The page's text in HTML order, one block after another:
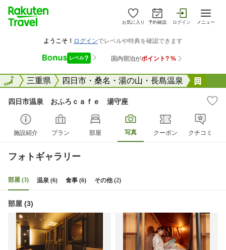
お気に入り 予約確認 ログイン メニュー
全国三重県 四日市・桑名・湯の山・長島温泉
全国
四日市温泉 おふろｃａｆｅ 湯守座
施設紹介 プラン 部屋 写真 クーポン クチコミ
フォトギャラリー
部屋 (3) 温泉 (6) 食事 (6) その他 (2)
部屋 (3)